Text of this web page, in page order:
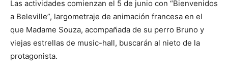
Las actividades comienzan el 5 de junio con “Bienvenidos
a Beleville”, largometraje de animación francesa en el
que Madame Souza, acompañada de su perro Bruno y
viejas estrellas de music-hall, buscarán al nieto de la
protagonista.